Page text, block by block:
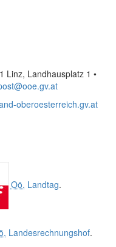
Linz, Landhausplatz 1 •
oberoesterreich.gv.at
Oö. Landtag.
Landesrechnungshof.